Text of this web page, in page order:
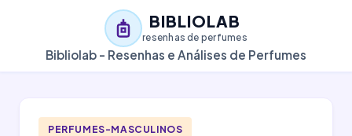
BIBLIOLAB
resenhas de perfumes
Bibliolab - Resenhas e Análises de Perfumes
PERFUMES-MASCULINOS